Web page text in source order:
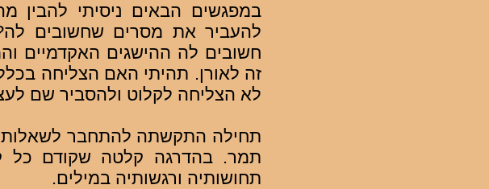
במפגשים הבאים ניסיתי להבין
להעביר את מסרים שחשובים
חשובים לה ההישגים האקדמיים
זה לאורן. תהיתי האם הצליחה
לא הצליחה לקלוט ולהסביר שם
תחילה התקשתה להתחבר לשאלות
תמר. בהדרגה קלטה שקודם
תחושותיה ורגשותיה במילים.